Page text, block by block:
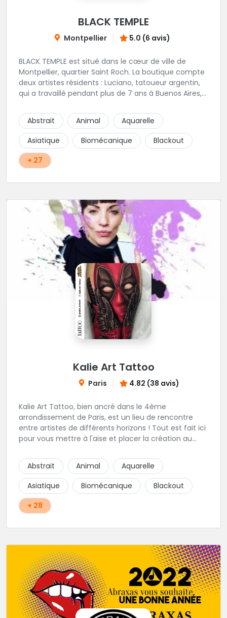
BLACK TEMPLE
Montpellier 5.0 (6 avis)
BLACK TEMPLE est situé dans le cœur de ville de
Montpellier, quartier Saint Roch. La boutique compte
deux artistes résidents : Luciano, tatoueur argentin,
qui a travaillé pendant plus de 7 ans à Buenos Aires,
qui a travaillé dans plusieurs boutiques de la ville
avant de rejoindre notre équipe. La boutique
accueille plusieurs artistes tatoueurs en tant que
guests tout au long de l'année afin de proposer
d'autres styles.
Abstrait Animal
Aquarelle
Asiatique
Biomécanique
Blackout
+ 27
Kalie Art Tattoo
Paris 4.82 (38 avis)
Kalie Art Tattoo, bien ancré dans le 4ème
arrondissement de Paris, est un lieu de rencontre
entre artistes de différents horizons ! Tout est fait ici
pour vous mettre à l'aise et placer la création au
Abstrait
Animal
Aquarelle
Asiatique
Biomécanique
Blackout
+ 28